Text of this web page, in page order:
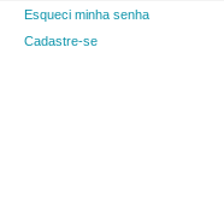
Esqueci minha senha
Cadastre-se